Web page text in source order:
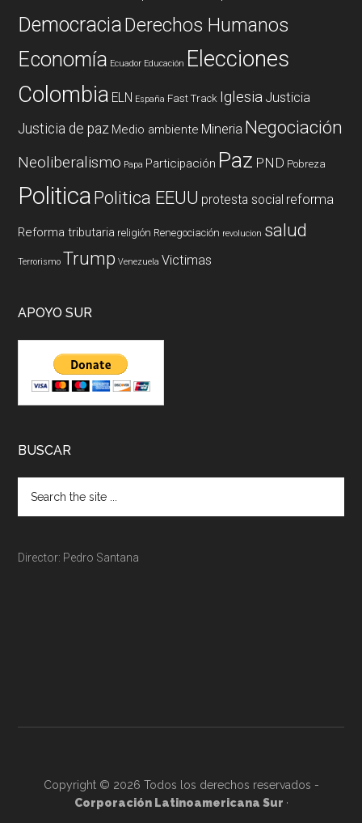
DemocraciaDerechos Humanos
Economía Ecuador Educación Elecciones
Colombia ELN España Fast Track Iglesia Justicia
Justicia de paz Medio ambiente Mineria Negociación
Neoliberalismo Papa Participación Paz PND Pobreza
PoliticaPolitica EEUU protesta social reforma
Reforma tributaria religión Renegociación revolucion salud
Terrorismo Trump Venezuela Victimas
APOYO SUR
BUSCAR
Director: Pedro Santana
Copyright © 2026 Todos los derechos reservados -
Corporación Latinoamericana Sur ·